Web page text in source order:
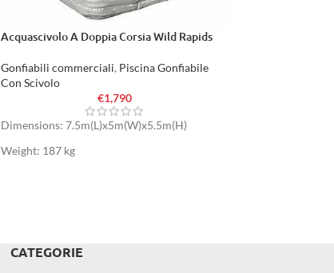
Acquascivolo A Doppia Corsia Wild Rapids
Gonfiabili commerciali, Piscina Gonfiabile
Con Scivolo
€1,790
Dimensions: 7.5m(L)x5m(W)x5.5m(H)
Weight: 187 kg
CATEGORIE